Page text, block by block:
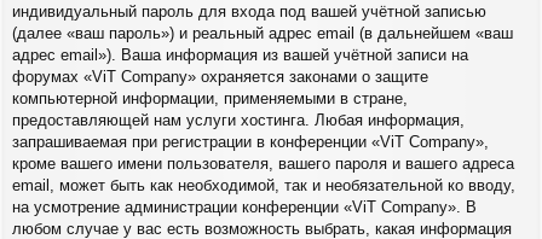
индивидуальный пароль для входа под вашей учётной записью
(далее «ваш пароль») и реальный адрес email (в дальнейшем «ваш
адрес email»). Ваша информация из вашей учётной записи на
форумах «ViT Company» охраняется законами о защите
компьютерной информации, применяемыми в стране,
предоставляющей нам услуги хостинга. Любая информация,
запрашиваемая при регистрации в конференции «ViT Company»,
кроме вашего имени пользователя, вашего пароля и вашего адреса
email, может быть как необходимой, так и необязательной ко вводу,
на усмотрение администрации конференции «ViT Company». В
любом случае у вас есть возможность выбрать, какая информация